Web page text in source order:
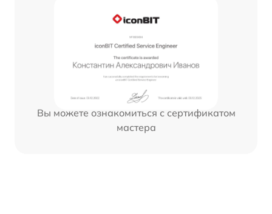
Вы можете ознакомиться с сертификатом
мастера